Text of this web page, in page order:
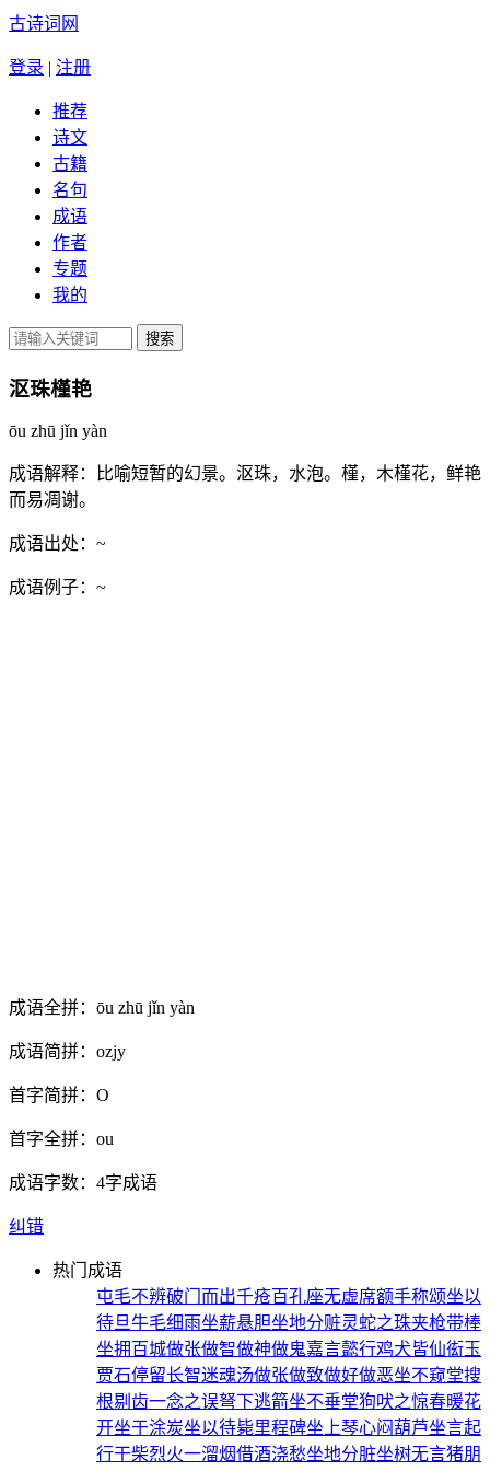
古诗词网
登录 | 注册
推荐
诗文
古籍
名句
成语
作者
专题
我的
沤珠槿艳
ōu zhū jǐn yàn
成语解释：
比喻短暂的幻景。沤珠，水泡。槿，木槿花，鲜艳
而易凋谢。
成语出处： ~
成语例子： ~
成语全拼： ōu zhū jǐn yàn
成语简拼： ozjy
首字简拼： O
首字全拼： ou
成语字数： 4字成语
纠错
热门成语
屯毛不辨破门而出千疮百孔座无虚席额手称颂坐以
待旦牛毛细雨坐薪悬胆坐地分赃灵蛇之珠夹枪带棒
坐拥百城做张做智做神做鬼嘉言懿行鸡犬皆仙衒玉
贾石停留长智迷魂汤做张做致做好做恶坐不窥堂搜
根剔齿一念之误弩下逃箭坐不垂堂狗吠之惊春暖花
开坐于涂炭坐以待毙里程碑坐上琴心闷葫芦坐言起
行干柴烈火一溜烟借酒浇愁坐地分脏坐树无言猪朋